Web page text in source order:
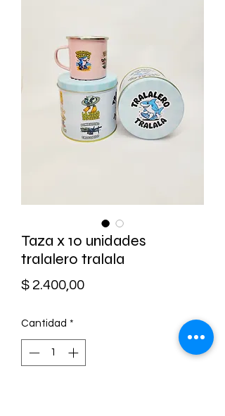
Taza x 10 unidades
tralalero tralala
$ 2.400,00Precio
Cantidad *